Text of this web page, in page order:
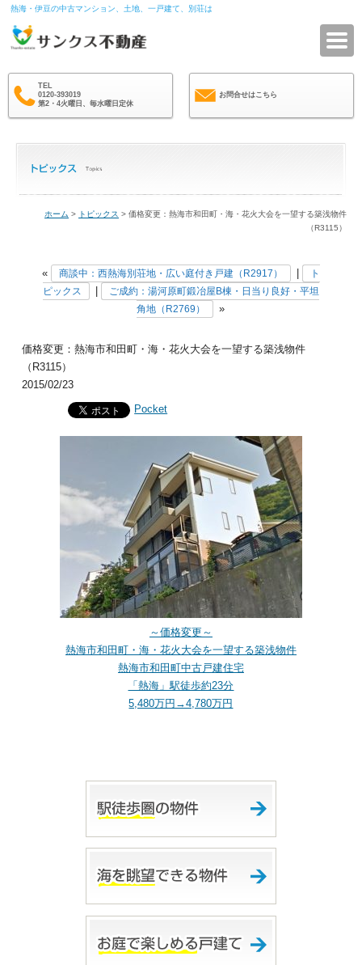
熱海・伊豆の中古マンション、土地、一戸建て、別荘は
TEL
0120-393019
第2・4火曜日、毎水曜日定休
お問合せはこちら
ホーム > トピックス > 価格変更：熱海市和田町・海・花火大会を一望する築浅物件
（R3115）
« 商談中：西熱海別荘地・広い庭付き戸建（R2917）
ト
ピックス
ご成約：湯河原町鍛冶屋B棟・日当り良好・平坦
角地（R2769）
»
価格変更：熱海市和田町・海・花火大会を一望する築浅物件
（R3115）
2015/02/23
Pocket
～価格変更～
熱海市和田町・海・花火大会を一望する築浅物件
熱海市和田町中古戸建住宅
「熱海」駅徒歩約23分
5,480万円→4,780万円